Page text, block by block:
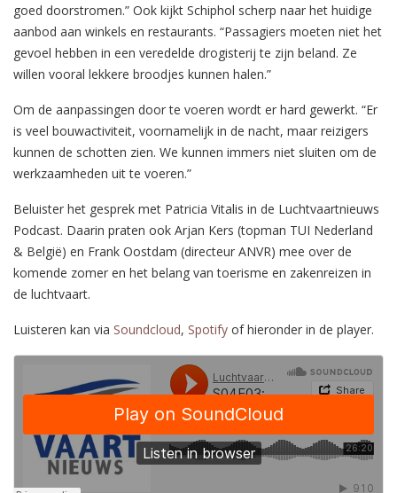
goed doorstromen.” Ook kijkt Schiphol scherp naar het huidige
aanbod aan winkels en restaurants. “Passagiers moeten niet het
gevoel hebben in een veredelde drogisterij te zijn beland. Ze
willen vooral lekkere broodjes kunnen halen.”
Om de aanpassingen door te voeren wordt er hard gewerkt. “Er
is veel bouwactiviteit, voornamelijk in de nacht, maar reizigers
kunnen de schotten zien. We kunnen immers niet sluiten om de
werkzaamheden uit te voeren.”
Beluister het gesprek met Patricia Vitalis in de Luchtvaartnieuws
Podcast. Daarin praten ook Arjan Kers (topman TUI Nederland
& België) en Frank Oostdam (directeur ANVR) mee over de
komende zomer en het belang van toerisme en zakenreizen in
de luchtvaart.
Luisteren kan via Soundcloud, Spotify of hieronder in de player.